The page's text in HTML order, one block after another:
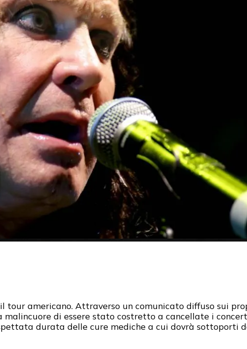
tour americano. Attraverso un comunicato diffuso sui
malincuore di essere stato costretto a cancellate i
durata delle cure mediche a cui dovrà sottoporti